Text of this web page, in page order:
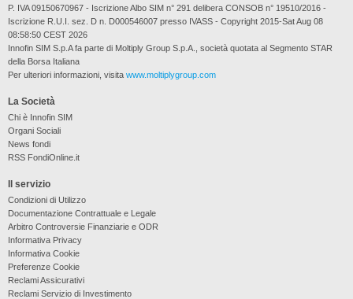
La Società
Chi è Innofin SIM
Organi Sociali
News fondi
RSS FondiOnline.it
Il servizio
Condizioni di Utilizzo
Documentazione Contrattuale e Legale
Arbitro Controversie Finanziarie e ODR
Informativa Privacy
Informativa Cookie
Preferenze Cookie
Reclami Assicurativi
Reclami Servizio di Investimento
P. IVA 09150670967 - Iscrizione Albo SIM n° 291 delibera CONSOB n° 19510/2016 -
Iscrizione R.U.I. sez. D n. D000546007 presso IVASS - Copyright 2015-Sat Aug 08
08:58:50 CEST 2026
Innofin SIM S.p.A fa parte di Moltiply Group S.p.A., società quotata al Segmento STAR
della Borsa Italiana
Per ulteriori informazioni, visita www.moltiplygroup.com